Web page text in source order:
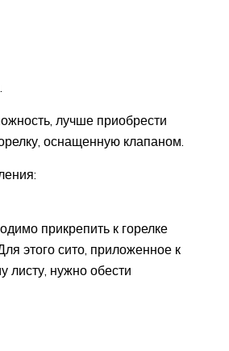
лучше приобрести
оснащенную клапаном.
прикрепить к горелке
этого сито, приложенное к
листу, нужно обести